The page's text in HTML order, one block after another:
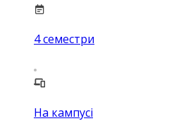
4семестри
На кампусі